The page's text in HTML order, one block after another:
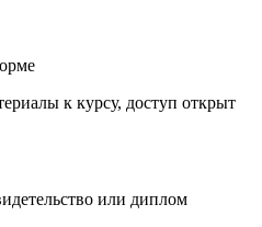
к курсу, доступ открыт
или диплом